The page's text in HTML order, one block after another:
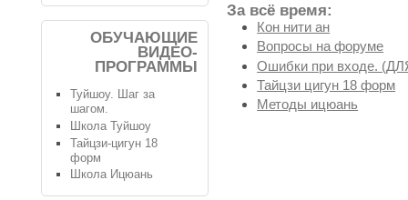
За всё время:
Кон нити ан
Вопросы на форуме
Ошибки при входе.
Тайцзи цигун 18 форм
Методы ицюань
ОБУЧАЮЩИЕ
ВИДЕО-
ПРОГРАММЫ
Туйшоу. Шаг за
шагом.
Школа Туйшоу
Тайцзи-цигун 18
форм
Школа Ицюань